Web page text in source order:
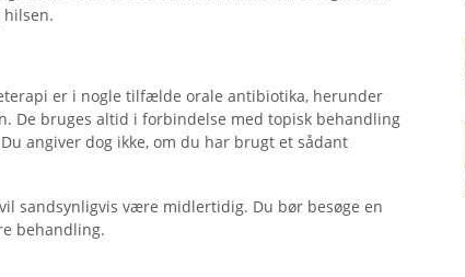
hilsen.
er i nogle tilfælde orale antibiotika, herunder
De bruges altid i forbindelse med topisk behandling
angiver dog ikke, om du har brugt et sådant
sandsynligvis være midlertidig. Du bør besøge en
behandling.